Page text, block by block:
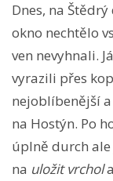
Dnes, na
okno nechtělo
ven nevyhnali.
vyrazili přes
nejoblíbenější
na Hostýn. Po
úplně durch
na uložit vrchol